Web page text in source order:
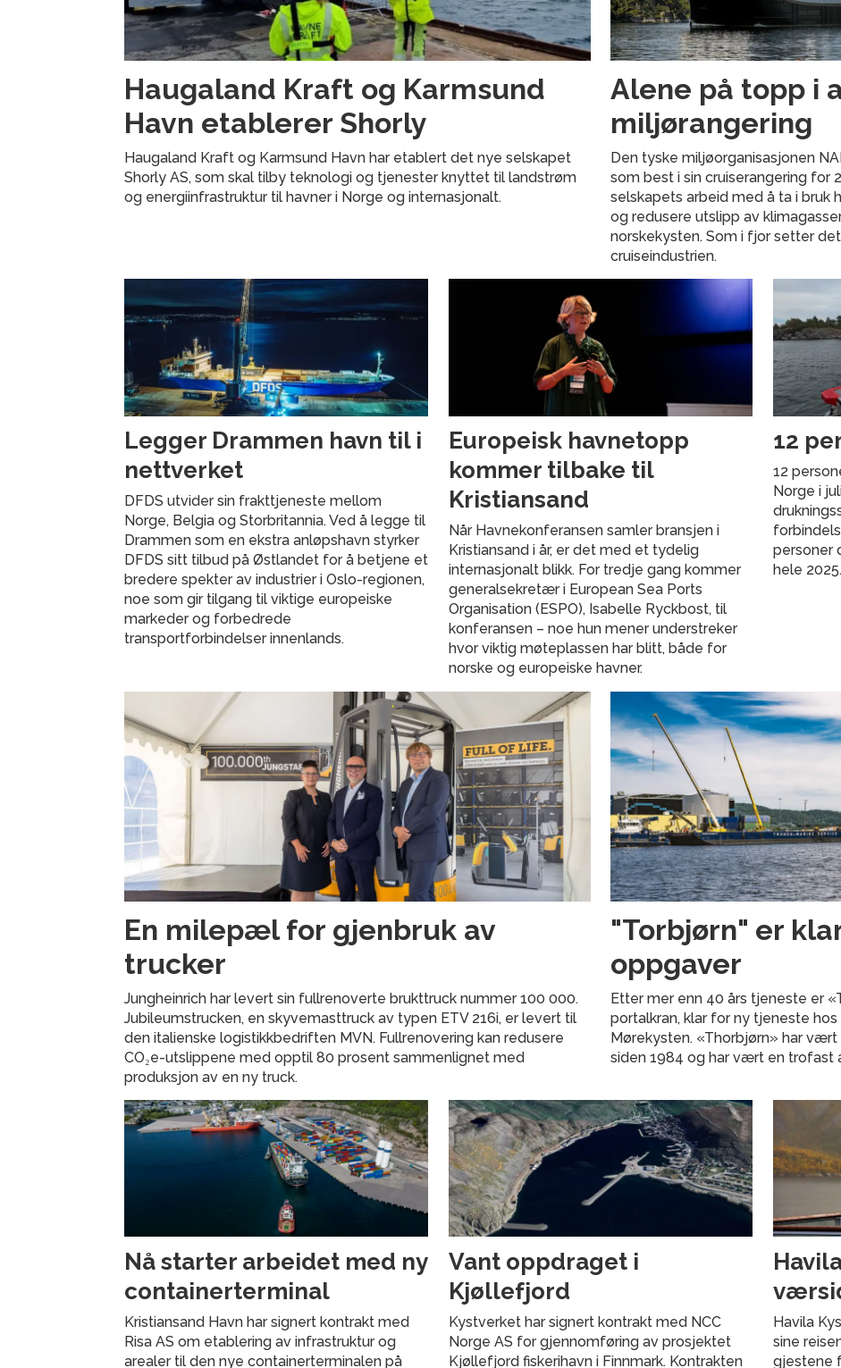
Haugaland Kraft og Karmsund
Havn etablerer Shorly
Haugaland Kraft og Karmsund Havn har etablert det nye selskapet
Shorly AS, som skal tilby teknologi og tjenester knyttet til landstrøm
og energiinfrastruktur til havner i Norge og internasjonalt.
Alene på topp i
miljørangering
Den tyske miljøorganisasjonen
som best i sin cruiserangering for
selskapets arbeid med å ta i
og redusere utslipp av
norskekysten. Som i fjor setter
cruiseindustrien.
Legger Drammen havn til i
nettverket
DFDS utvider sin frakttjeneste mellom
Norge, Belgia og Storbritannia. Ved å legge til
Drammen som en ekstra anløpshavn styrker
DFDS sitt tilbud på Østlandet for å betjene et
bredere spekter av industrier i Oslo-regionen,
noe som gir tilgang til viktige europeiske
markeder og forbedrede
transportforbindelser innenlands.
Europeisk havnetopp
kommer tilbake til
Kristiansand
Når Havnekonferansen samler bransjen i
Kristiansand i år, er det med et tydelig
internasjonalt blikk. For tredje gang kommer
generalsekretær i European Sea Ports
Organisation (ESPO), Isabelle Ryckbost, til
konferansen – noe hun mener understreker
hvor viktig møteplassen har blitt, både for
norske og europeiske havner.
12
12
Norge i
personer
hele 2025.
En milepæl for gjenbruk av
trucker
Jungheinrich har levert sin fullrenoverte brukttruck nummer 100 000.
Jubileumstrucken, en skyvemasttruck av typen ETV 216i, er levert til
den italienske logistikkbedriften MVN. Fullrenovering kan redusere
CO₂e-utslippene med opptil 80 prosent sammenlignet med
produksjon av en ny truck.
"Torbjørn" er
oppgaver
Etter mer enn 40 års tjeneste er
portalkran, klar for ny tjeneste
Mørekysten. «Thorbjørn» har
siden 1984 og har vært en trofast
Nå starter arbeidet med ny
containerterminal
Kristiansand Havn har signert kontrakt med
Risa AS om etablering av infrastruktur og
arealer til den nye containerterminalen på
Vant oppdraget i
Kjøllefjord
Kystverket har signert kontrakt med NCC
Norge AS for gjennomføring av prosjektet
Kjøllefjord fiskerihavn i Finnmark. Kontrakten
Havila
sine
gjestene